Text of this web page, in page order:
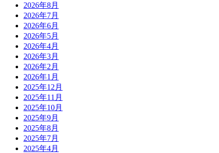
2026年8月
2026年7月
2026年6月
2026年5月
2026年4月
2026年3月
2026年2月
2026年1月
2025年12月
2025年11月
2025年10月
2025年9月
2025年8月
2025年7月
2025年4月